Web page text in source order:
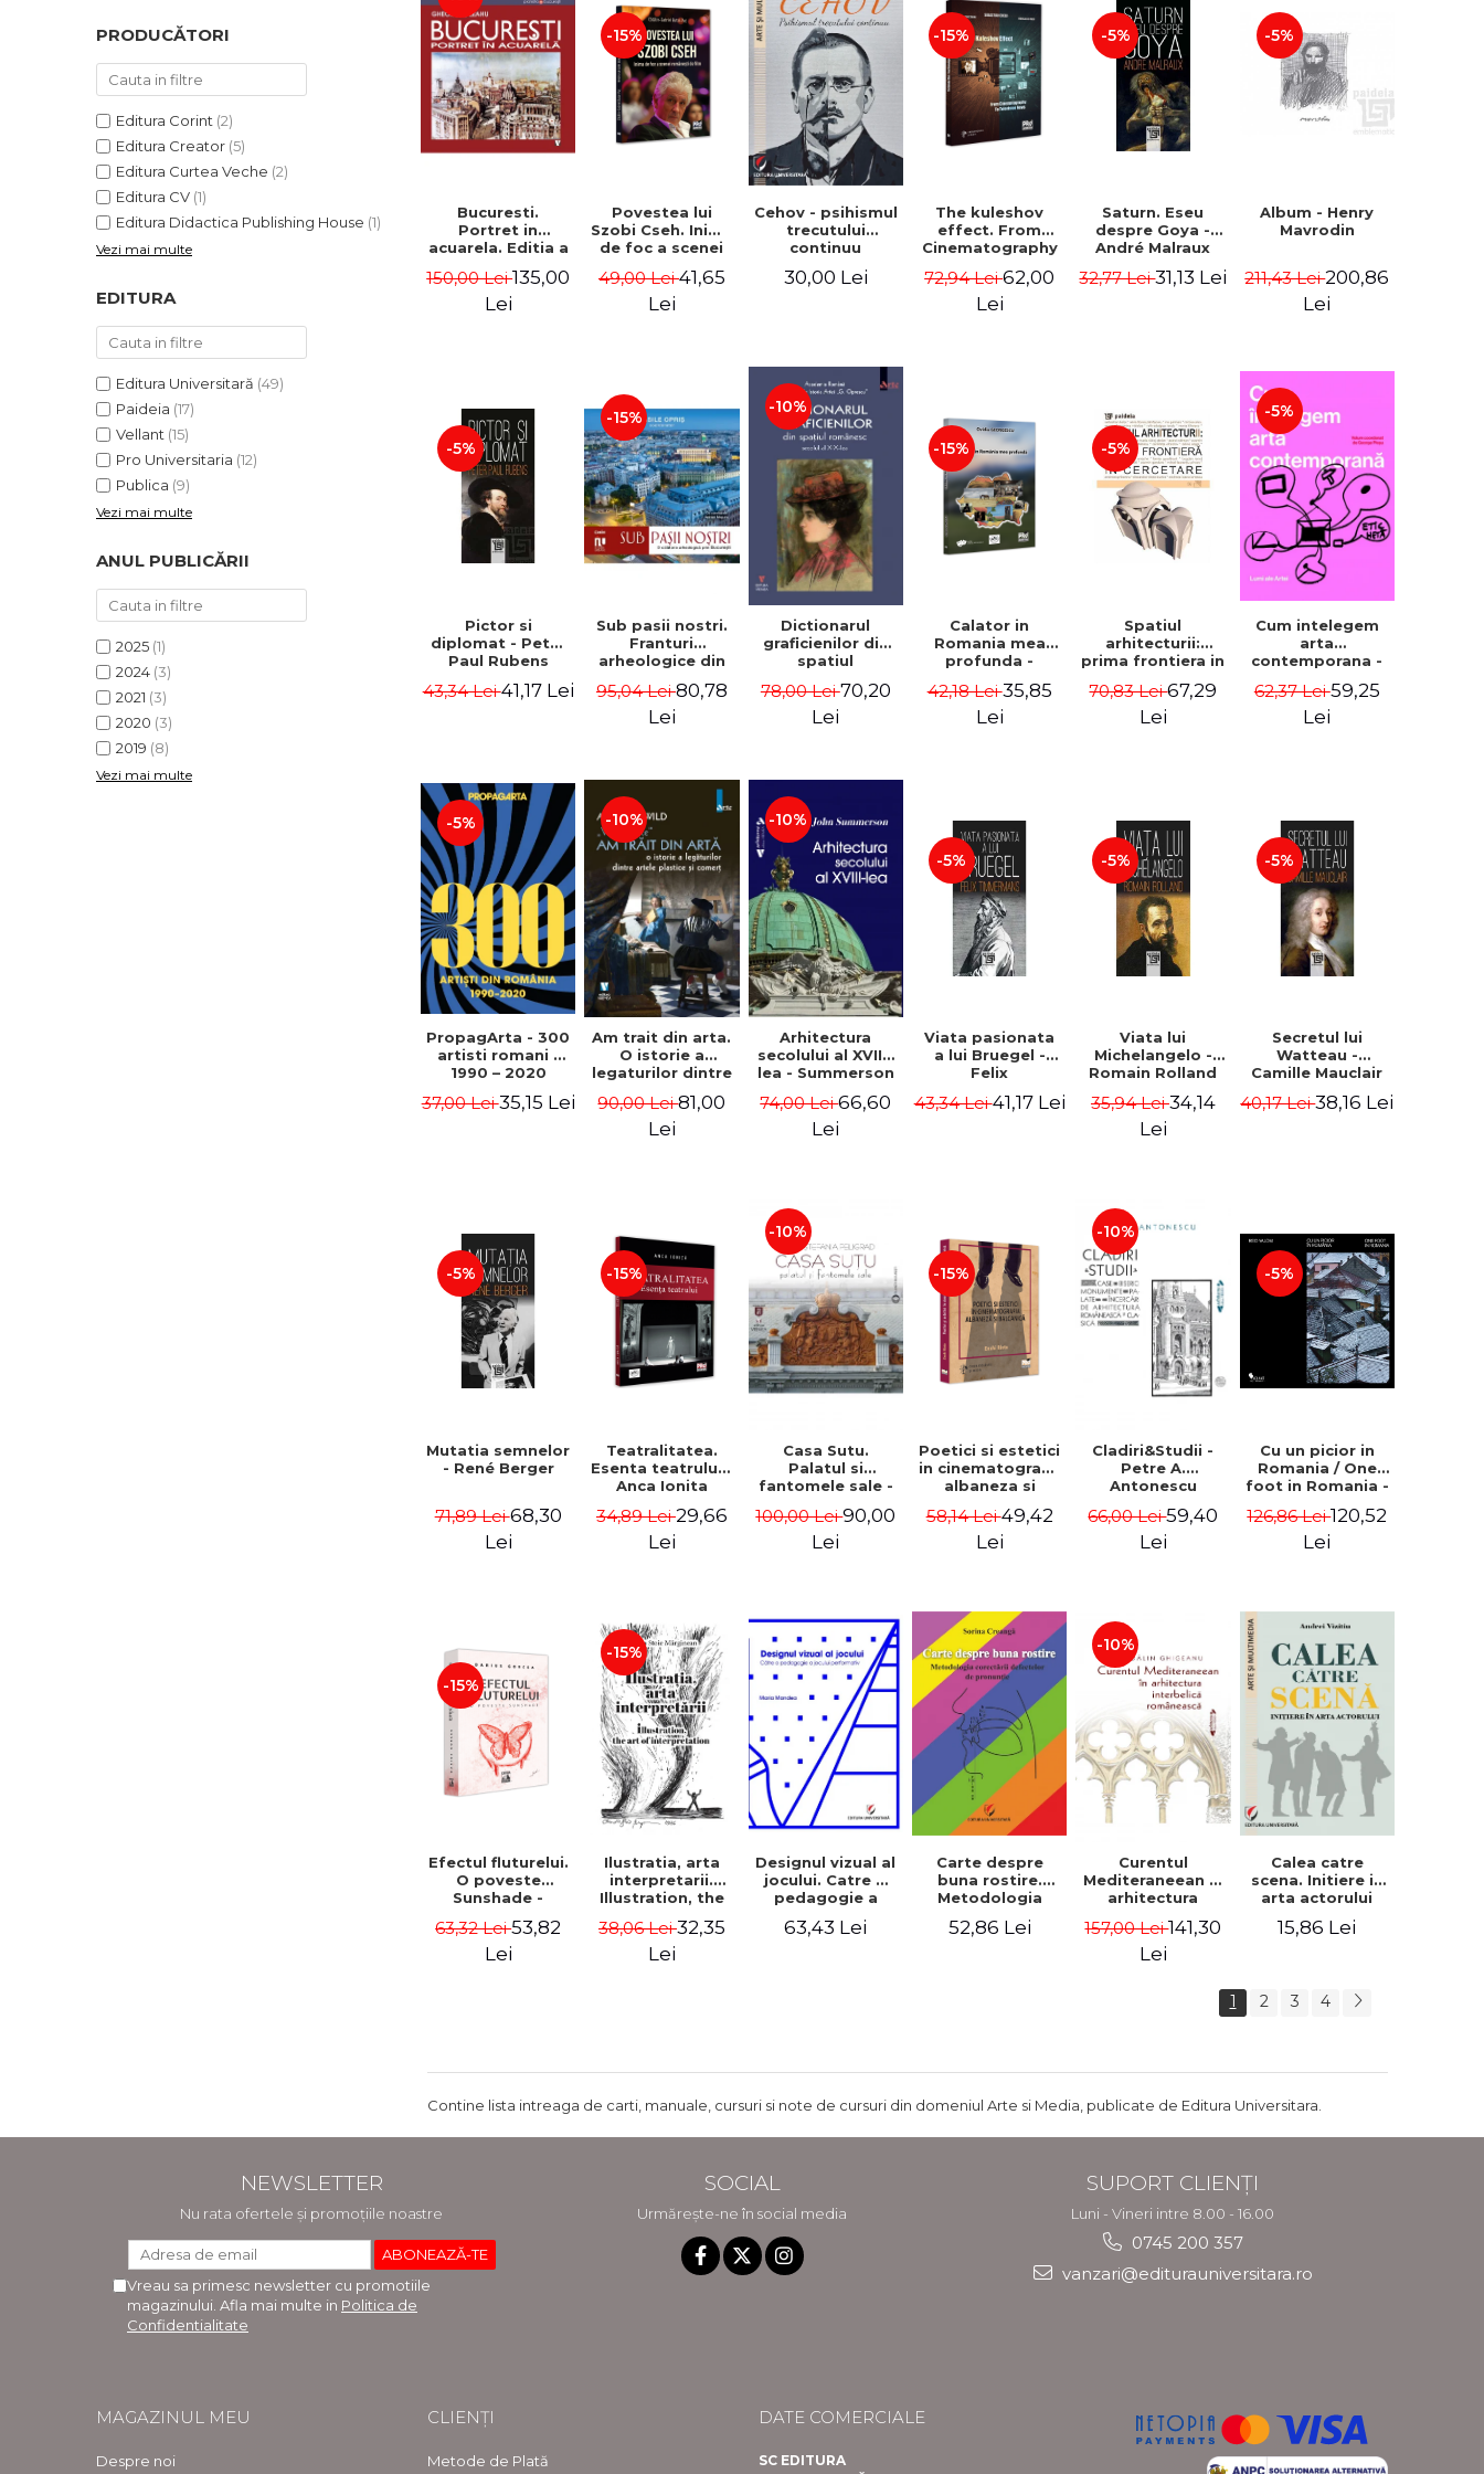
PRODUCĂTORI
Editura Corint (2)
Editura Creator (5)
Editura Curtea Veche (2)
Editura CV (1)
Editura Didactica Publishing House (1)
Vezi mai multe
EDITURA
Editura Universitară (49)
Paideia (17)
Vellant (15)
Pro Universitaria (12)
Publica (9)
Vezi mai multe
ANUL PUBLICĂRII
2025 (1)
2024 (3)
2021 (3)
2020 (3)
2019 (8)
Vezi mai multe
Bucuresti.
Portret in
acuarela. Editia a
Leahu
150,00 Lei135,00
Lei
-15%
Povestea lui
Szobi Cseh. Inima
de foc a scenei
- Gabriel-Catalin
Butoi-Put
49,00 Lei41,65
Lei
Cehov - psihismul
trecutului
continuu
30,00 Lei
-15%
The kuleshov
effect. From
Cinematography
News - Ion
Stavre, Sebastian
72,94 Lei62,00
Lei
-5%
Saturn. Eseu
despre Goya -
André Malraux
32,77 Lei31,13 Lei
-5%
Album - Henry
Mavrodin
211,43 Lei200,86
Lei
-5%
Pictor si
diplomat - Peter
Paul Rubens
43,34 Lei41,17 Lei
-15%
Sub pasii nostri.
Franturi
arheologice din
Opris (coord.),
Sorin Clesiu,
95,04 Lei80,78
Lei
-10%
Dictionarul
graficienilor din
spatiul
secolul al XIX-lea
- Ionescu Adrian-
78,00 Lei70,20
Lei
-15%
Calator in
Romania mea
profunda -
Georgescu
42,18 Lei35,85
Lei
-5%
Spatiul
arhitecturii:
prima frontiera in
Coordonator
Cosmin
70,83 Lei67,29
Lei
-5%
Cum intelegem
arta
contemporana -
62,37 Lei59,25
Lei
-5%
PropagArta - 300
artisti romani -
1990 – 2020
37,00 Lei35,15 Lei
-10%
Am trait din arta.
O istorie a
legaturilor dintre
comert - Andreas
Wild
90,00 Lei81,00
Lei
-10%
Arhitectura
secolului al XVIII-
lea - Summerson
74,00 Lei66,60
Lei
-5%
Viata pasionata
a lui Bruegel -
Felix
43,34 Lei41,17 Lei
-5%
Viata lui
Michelangelo -
Romain Rolland
35,94 Lei34,14
Lei
-5%
Secretul lui
Watteau -
Camille Mauclair
40,17 Lei38,16 Lei
-5%
Mutatia semnelor
- René Berger
71,89 Lei68,30
Lei
-15%
Teatralitatea.
Esenta teatrului -
Anca Ionita
34,89 Lei29,66
Lei
-10%
Casa Sutu.
Palatul si
fantomele sale -
Peligrad
100,00 Lei90,00
Lei
-15%
Poetici si estetici
in cinematografia
albaneza si
Rista
58,14 Lei49,42
Lei
-10%
Cladiri&Studii -
Petre A.
Antonescu
66,00 Lei59,40
Lei
-5%
Cu un picior in
Romania / One
foot in Romania -
126,86 Lei120,52
Lei
-15%
Efectul fluturelui.
O poveste
Sunshade -
63,32 Lei53,82
Lei
-15%
Ilustratia, arta
interpretarii.
Illustration, the
interpretation -
Aurelia Stoie
38,06 Lei32,35
Lei
Designul vizual al
jocului. Catre o
pedagogie a
performativ -
63,43 Lei
Carte despre
buna rostire.
Metodologia
defectelor de
52,86 Lei
-10%
Curentul
Mediteraneean in
arhitectura
romaneasca -
Madalin
157,00 Lei141,30
Lei
Calea catre
scena. Initiere in
arta actorului
15,86 Lei
1 2 3 4
Contine lista intreaga de carti, manuale, cursuri si note de cursuri din domeniul Arte si Media, publicate de Editura Universitara.
NEWSLETTER
Nu rata ofertele și promoțiile noastre
Vreau sa primesc newsletter cu promotiile
magazinului. Afla mai multe in Politica de
Confidentialitate
SOCIAL
Urmărește-ne în social media
SUPORT CLIENȚI
Luni - Vineri intre 8.00 - 16.00
0745 200 357
vanzari@editurauniversitara.ro
MAGAZINUL MEU
Despre noi
CLIENȚI
Metode de Plată
DATE COMERCIALE
SC EDITURA